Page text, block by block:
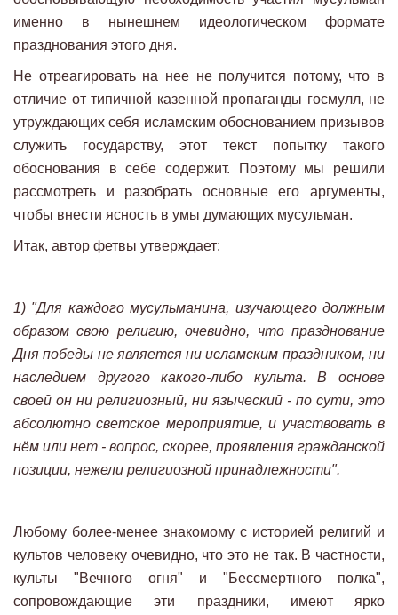
именно в нынешнем идеологическом формате
празднования этого дня.
Не отреагировать на нее не получится потому, что в
отличие от типичной казенной пропаганды госмулл, не
утруждающих себя исламским обоснованием призывов
служить государству, этот текст попытку такого
обоснования в себе содержит. Поэтому мы решили
рассмотреть и разобрать основные его аргументы,
чтобы внести ясность в умы думающих мусульман.
Итак, автор фетвы утверждает:
1) "Для каждого мусульманина, изучающего должным
образом свою религию, очевидно, что празднование
Дня победы не является ни исламским праздником, ни
наследием другого какого-либо культа. В основе
своей он ни религиозный, ни языческий - по сути, это
абсолютно светское мероприятие, и участвовать в
нём или нет - вопрос, скорее, проявления гражданской
позиции, нежели религиозной принадлежности".
Любому более-менее знакомому с историей религий и
культов человеку очевидно, что это не так. В частности,
культы "Вечного огня" и "Бессмертного полка",
сопровождающие эти праздники, имеют ярко